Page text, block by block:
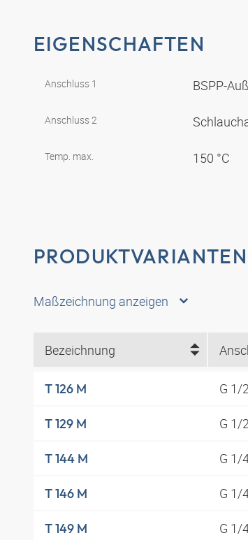
EIGENSCHAFTEN
Anschluss 1 BSPP-
Anschluss 2
Temp. max. 150 °C
PRODUKTVARIANTEN
Maßzeichnung anzeigen
Bezeichnung
T 126 M G 1/
T 129 M G 1/
T 144 M G 1/
T 146 M G 1/
T 149 M G 1/